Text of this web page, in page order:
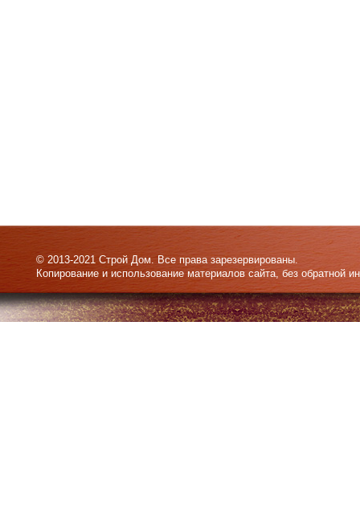
© 2013-2021 Строй Дом. Все права зарезервированы.
Копирование и использование материалов сайта, без обратной